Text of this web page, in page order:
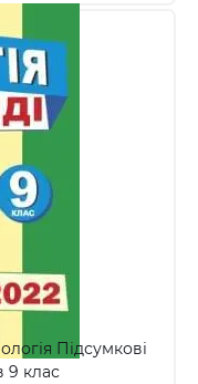
Підсумкові
9 клас